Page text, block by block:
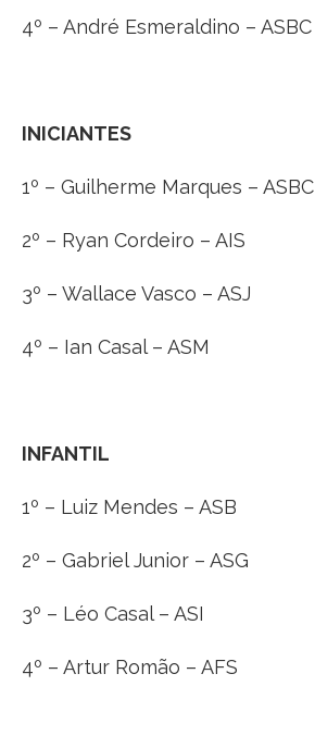
4º – André Esmeraldino – ASBC
INICIANTES
1º – Guilherme Marques – ASBC
2º – Ryan Cordeiro – AIS
3º – Wallace Vasco – ASJ
4º – Ian Casal – ASM
INFANTIL
1º – Luiz Mendes – ASB
2º – Gabriel Junior – ASG
3º – Léo Casal – ASI
4º – Artur Romão – AFS